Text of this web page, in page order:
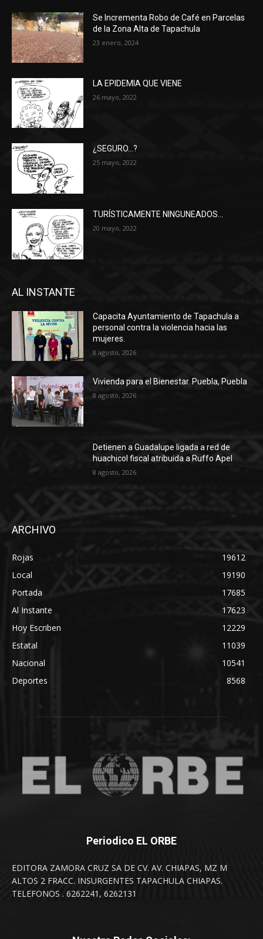
Se Incrementa Robo de Café en Parcelas
de la Zona Alta de Tapachula
23 enero, 2024
LA EPIDEMIA QUE VIENE
26 mayo, 2022
¿SEGURO…?
25 mayo, 2022
TURÍSTICAMENTE NINGUNEADOS…
20 mayo, 2022
AL INSTANTE
Capacita Ayuntamiento de Tapachula a
personal contra la violencia hacia las
mujeres.
8 agosto, 2026
Vivienda para el Bienestar. Puebla, Puebla
8 agosto, 2026
Detienen a Guadalupe ligada a red de
huachicol fiscal atribuida a Ruffo Apel
8 agosto, 2026
ARCHIVO
Rojas
19612
Local
19190
Portada
17685
Al Instante
17623
Hoy Escriben
12229
Estatal
11039
Nacional
10541
Deportes
8568
Periodico EL ORBE
EDITORA ZAMORA CRUZ SA DE CV. AV. CHIAPAS, MZ M
ALTOS 2 FRACC. INSURGENTES TAPACHULA CHIAPAS.
TELEFONOS . 6262241, 6262131